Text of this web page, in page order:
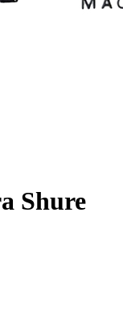
Shure